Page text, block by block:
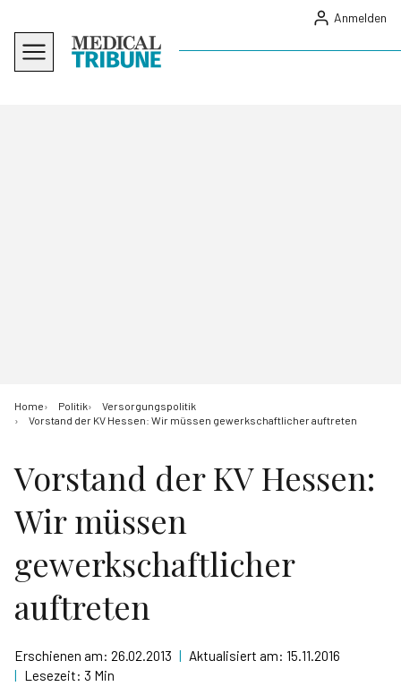
Anmelden
Home Politik
Versorgungspolitik
Vorstand der KV Hessen: Wir müssen gewerkschaftlicher auftreten
Vorstand der KV Hessen:
Wir müssen
gewerkschaftlicher
auftreten
Erschienen am: 26.02.2013 | Aktualisiert am: 15.11.2016
| Lesezeit: 3 Min